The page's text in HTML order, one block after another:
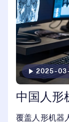
中国人形
覆盖人形机器
2025-